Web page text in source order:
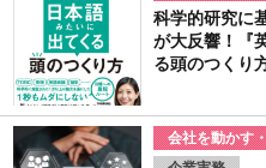
科学的研究に
が大反響！『
る頭のつくり方
会社を動かす